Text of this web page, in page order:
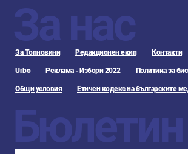
За нас
За Топновини Редакционен екип Контакти
Urbo Реклама - Избори 2022 Политика за
Общи условия Етичен кодекс на българските
Бюлетин